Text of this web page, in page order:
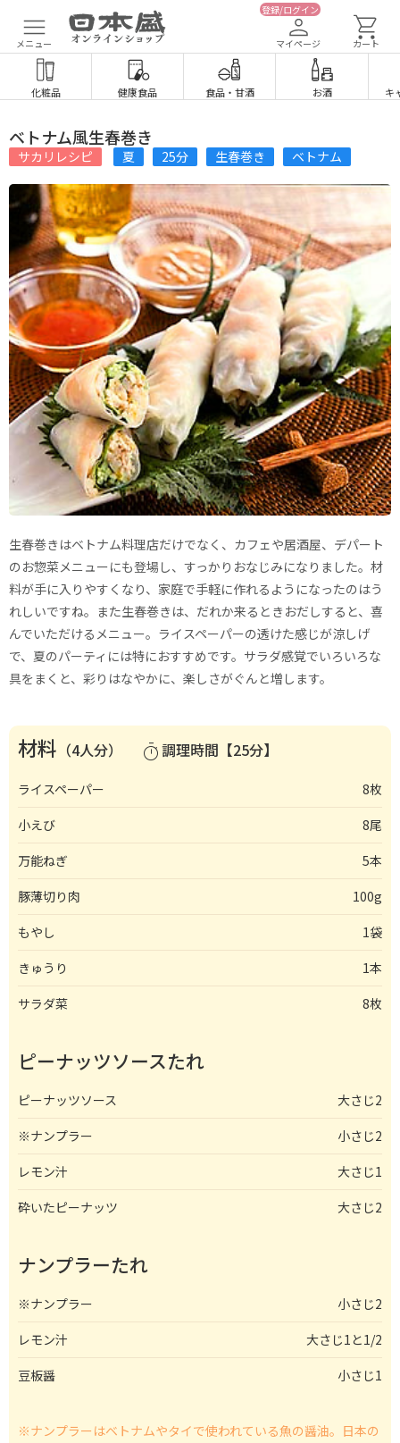
メニュー
登録/ログイン
マイページ カート
化粧品 健康食品 食品・ 甘酒 お酒 キ
ベトナム風生春巻き
サカリレシピ 夏 25分 生春巻き ベトナム
生春巻きはベトナム料理店だけでなく、カフェや居酒屋、デパート
のお惣菜メニューにも登場し、すっかりおなじみになりました。材
料が手に入りやすくなり、家庭で手軽に作れるようになったのはう
れしいですね。また生春巻きは、だれか来るときおだしすると、喜
んでいただけるメニュー。ライスペーパーの透けた感じが涼しげ
で、夏のパーティには特におすすめです。サラダ感覚でいろいろな
具をまくと、彩りはなやかに、楽しさがぐんと増します。
材料 （4人分） timer調理時間【25分】
ライスペーパー
8枚
小えび
8尾
万能ねぎ
5本
豚薄切り肉
100g
もやし
1袋
きゅうり
1本
サラダ菜
8枚
ピーナッツソースたれ
ピーナッツソース
大さじ2
※ナンプラー
小さじ2
レモン汁
大さじ1
砕いたピーナッツ
大さじ2
ナンプラーたれ
※ナンプラー
小さじ2
レモン汁
大さじ1と1/2
豆板醤
小さじ1
※ナンプラーはベトナムやタイで使われている魚の醤油。日本の